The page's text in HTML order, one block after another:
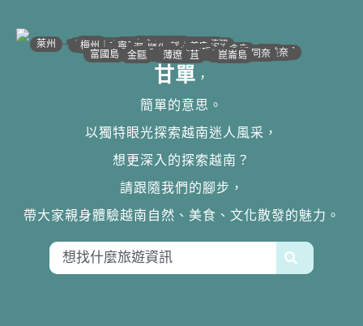
• 河江｜高平
沙壩 •
萊州 • 宣光 •
安沛｜木江界 •
• 太原
梅州｜木州•• 北江｜北寧
• 下龍灣
• 河內
•海防｜海洋
• 南定｜清化
寧平 ••河靜｜義安
洞海 •
順化 •• 峴港
• 會安
• 歸仁
邦美蜀 •
大叻 ••芽莊｜潘郎
•潘切｜美奈
平陽 •
西寧 •
胡志明 •
美萩 •
富國島 •迪石 •
金甌 • • 同奈
• 頭頓
• 芹苴 •崑崙島
• 薄遼
甘單 ，
簡單的意思。
以獨特眼光探索越南迷人風采，
想更深入的探索越南？
請跟隨我們的腳步，
帶大家親身體驗越南自然、美食、文化散發的魅力。